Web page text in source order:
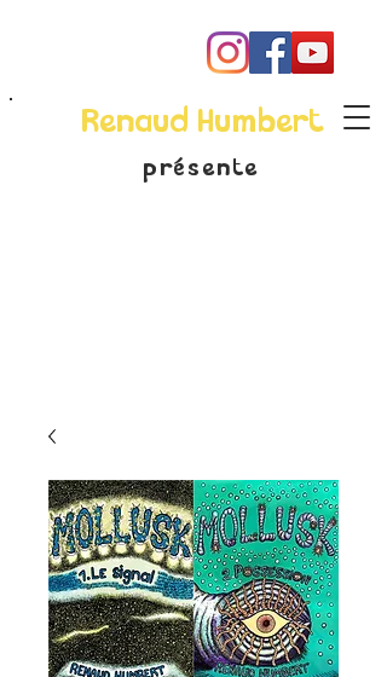
présente
Renaud Humbert